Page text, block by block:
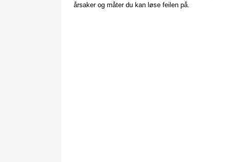
årsaker og måter du kan løse feilen på.